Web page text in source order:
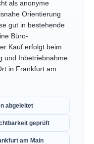
als anonyme
Orientierung
gut in bestehende
Büro-
Kauf erfolgt beim
und Inbetriebnahme
in Frankfurt am
abgeleitet
geprüft
am Main